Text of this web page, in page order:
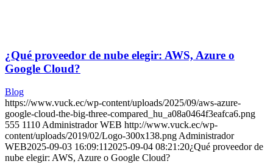
¿Qué proveedor de nube elegir: AWS, Azure o
Google Cloud?
Blog
https://www.vuck.ec/wp-content/uploads/2025/09/aws-azure-
google-cloud-the-big-three-compared_hu_a08a0464f3eafca6.png
555 1110Administrador WEB http://www.vuck.ec/wp-
content/uploads/2019/02/Logo-300x138.pngAdministrador
WEB2025-09-03 16:09:112025-09-04 08:21:20¿Qué proveedor de
nube elegir: AWS, Azure o Google Cloud?